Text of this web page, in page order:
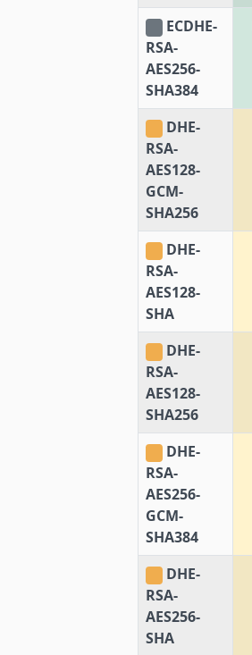
ECDHE-
RSA-
AES256-
SHA384
DHE-
RSA-
AES128-
GCM-
SHA256
DHE-
RSA-
AES128-
SHA
DHE-
RSA-
AES128-
SHA256
DHE-
RSA-
AES256-
GCM-
SHA384
DHE-
RSA-
AES256-
SHA